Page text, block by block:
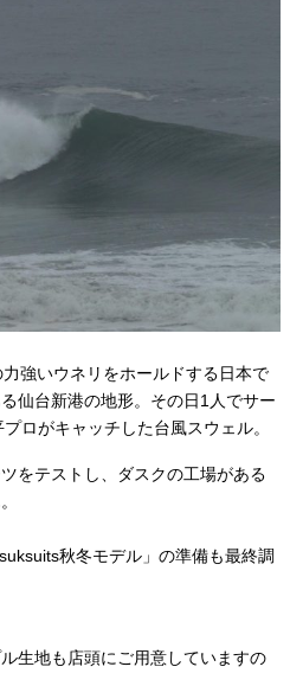
強いウネリをホールドする日本で
仙台新港の地形。その日1人でサー
ロがキャッチした台風スウェル。
をテストし、ダスクの工場がある
秋冬モデル」の準備も最終調
生地も店頭にご用意していますの